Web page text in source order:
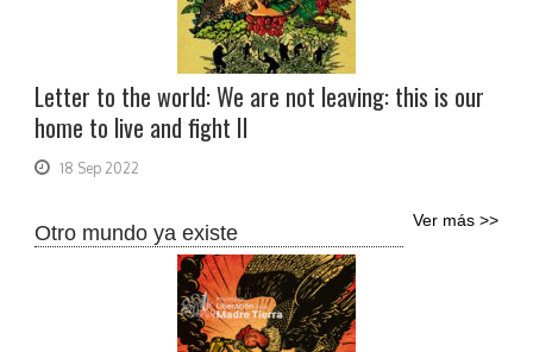
Letter to the world: We are not leaving: this is our
home to live and fight II
18 Sep 2022
Otro mundo ya existe
Ver más >>